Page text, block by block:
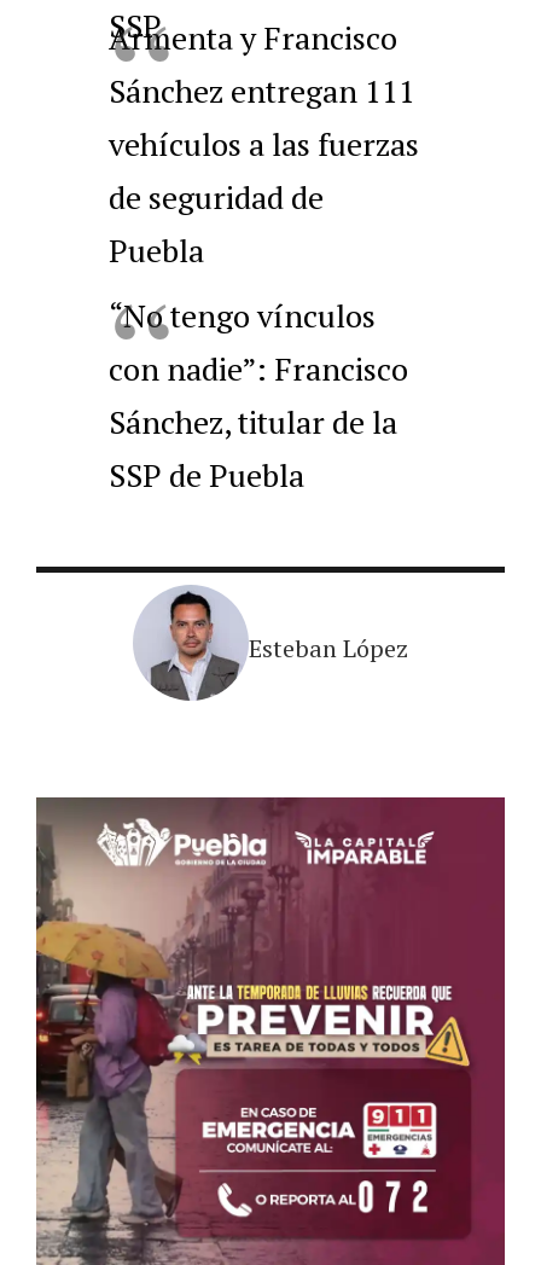
SSP
Armenta y Francisco
Sánchez entregan 111
vehículos a las fuerzas
de seguridad de
Puebla
“No tengo vínculos
con nadie”: Francisco
Sánchez, titular de la
SSP de Puebla
Esteban López